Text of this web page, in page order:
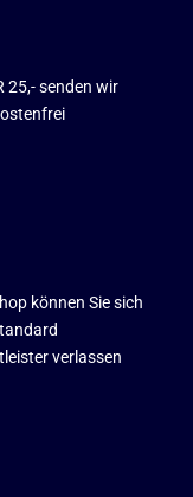
25,- senden wir
können Sie sich
verlassen